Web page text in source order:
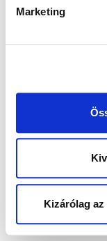
Marketing
Kizárólag